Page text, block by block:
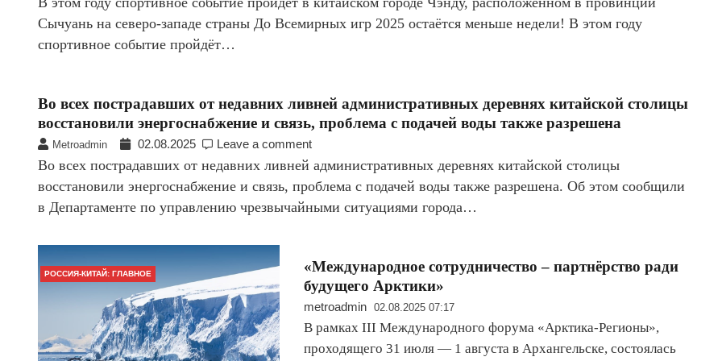
Сычуань на северо-западе страны До Всемирных игр 2025 остаётся меньше недели! В этом году
спортивное событие пройдёт…
Во всех пострадавших от недавних ливней административных деревнях китайской столицы
восстановили энергоснабжение и связь, проблема с подачей воды также разрешена
Metroadmin 02.08.2025 Leave a comment
Во всех пострадавших от недавних ливней административных деревнях китайской столицы
восстановили энергоснабжение и связь, проблема с подачей воды также разрешена. Об этом сообщили
в Департаменте по управлению чрезвычайными ситуациями города…
РОССИЯ-КИТАЙ: ГЛАВНОЕ
«Международное сотрудничество – партнёрство ради
будущего Арктики»
metroadmin 02.08.2025 07:17
В рамках III Международного форума «Арктика-Регионы»,
проходящего 31 июля — 1 августа в Архангельске, состоялась